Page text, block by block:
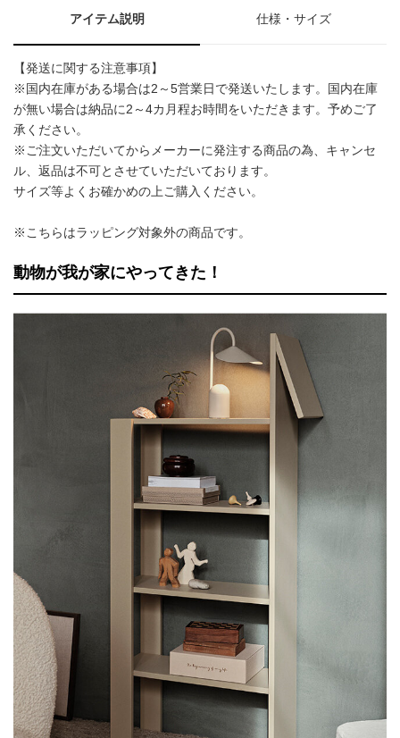
アイテム説明 仕様・サイズ
【発送に関する注意事項】
※国内在庫がある場合は2～5営業日で発送いたします。国内在庫
が無い場合は納品に2～4カ月程お時間をいただきます。予めご了
承ください。
※ご注文いただいてからメーカーに発注する商品の為、キャンセ
ル、返品は不可とさせていただいております。
サイズ等よくお確かめの上ご購入ください。
※こちらはラッピング対象外の商品です。
動物が我が家にやってきた！